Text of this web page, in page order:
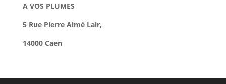
A VOS PLUMES
5 Rue Pierre Aimé Lair,
14000 Caen